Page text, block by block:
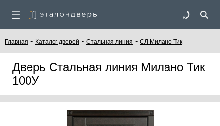
Главная - Каталог дверей - Стальная линия - СЛ Милано Тик
Дверь Стальная линия Милано Тик
100У